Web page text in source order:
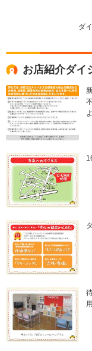
ダ
お店紹介ダイ